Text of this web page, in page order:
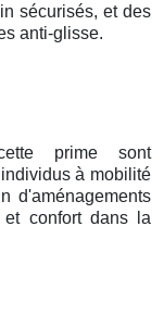
sécurisés, et des
anti-glisse.
prime sont
à mobilité
d'aménagements
et confort dans la